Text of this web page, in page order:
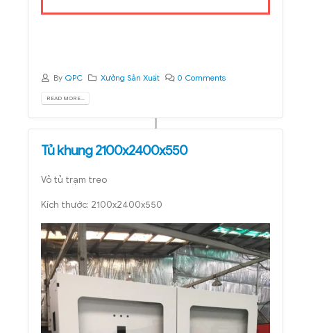
ByQPC Xưởng Sản Xuất 0 Comments
Tủ khung 2100x2400x550
Kích thước: 2100x2400x550